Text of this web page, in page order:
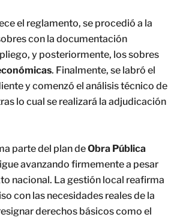
el reglamento, se procedió a la
con la documentación
y posteriormente, los sobres
. Finalmente, se labró el
y comenzó el análisis técnico de
lo cual se realizará la adjudicación
parte del plan deObra Pública
avanzando firmemente a pesar
nacional. La gestión local reafirma
con las necesidades reales de la
derechos básicos como el